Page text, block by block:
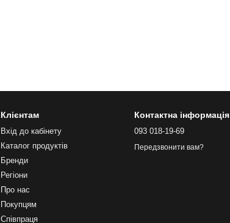
Клієнтам
Вхід до кабінету
Каталог продуктів
Бренди
Регіони
Про нас
Покупцям
Співпраця
Контактна інформація
093 018-19-69
Передзвонити вам?